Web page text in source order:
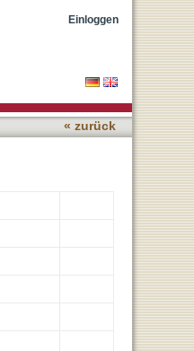
Einloggen
« zurück